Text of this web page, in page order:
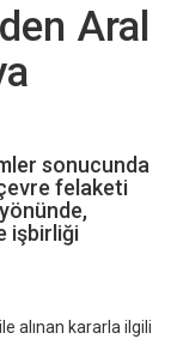
Aral
sonucunda
felaketi
işbirliği
alınan kararla ilgili